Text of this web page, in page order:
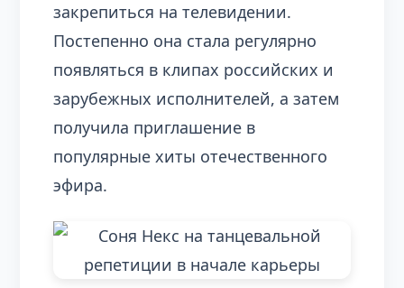
закрепиться на телевидении.
Постепенно она стала регулярно
появляться в клипах российских и
зарубежных исполнителей, а затем
получила приглашение в
популярные хиты отечественного
эфира.